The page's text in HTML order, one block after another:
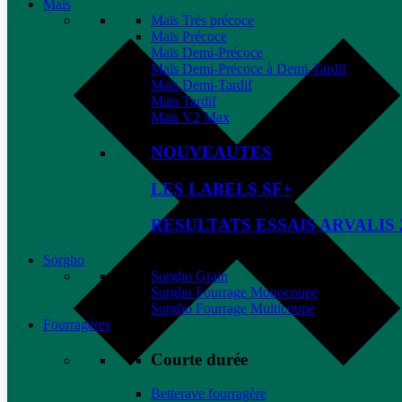
Maïs
Maïs Très précoce
Maïs Précoce
Maïs Demi-Précoce
Maïs Demi-Précoce à Demi-Tardif
Maïs Demi-Tardif
Maïs Tardif
Maïs V2 Max
NOUVEAUTES
LES LABELS SF+
RESULTATS ESSAIS ARVALIS
Sorgho
Sorgho Grain
Sorgho Fourrage Monocoupe
Sorgho Fourrage Multicoupe
Fourragères
Courte durée
Betterave fourragère